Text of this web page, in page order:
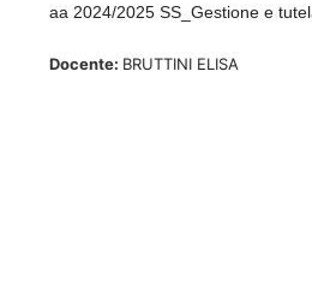
aa 2024/2025 SS_Gestione e
Docente: BRUTTINI ELISA